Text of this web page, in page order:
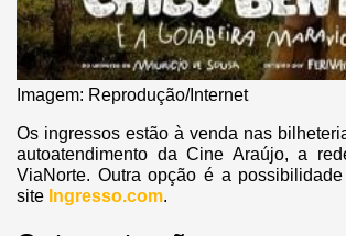
Imagem: Reprodução/Internet
Os ingressos estão à venda nas
autoatendimento da Cine Araújo, a
ViaNorte. Outra opção é a
site Ingresso.com.